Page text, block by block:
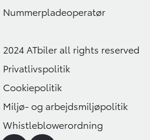
Nummerpladeoperatør
2024 ATbiler all rights reserved
Privatlivspolitik
Cookiepolitik
Miljø- og arbejdsmiljøpolitik
Whistleblowerordning